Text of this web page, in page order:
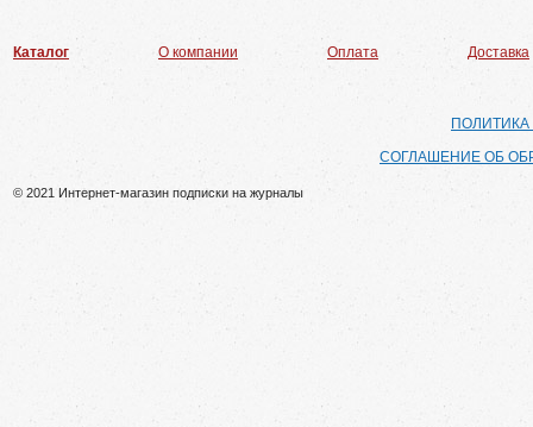
Каталог О компании Оплата Доставка
СОГЛАШЕНИЕ ОБ
© 2021 Интернет-магазин подписки на журналы